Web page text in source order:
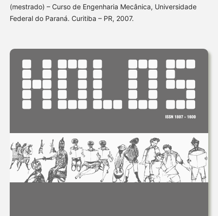
(mestrado) – Curso de Engenharia Mecânica, Universidade
Federal do Paraná. Curitiba – PR, 2007.